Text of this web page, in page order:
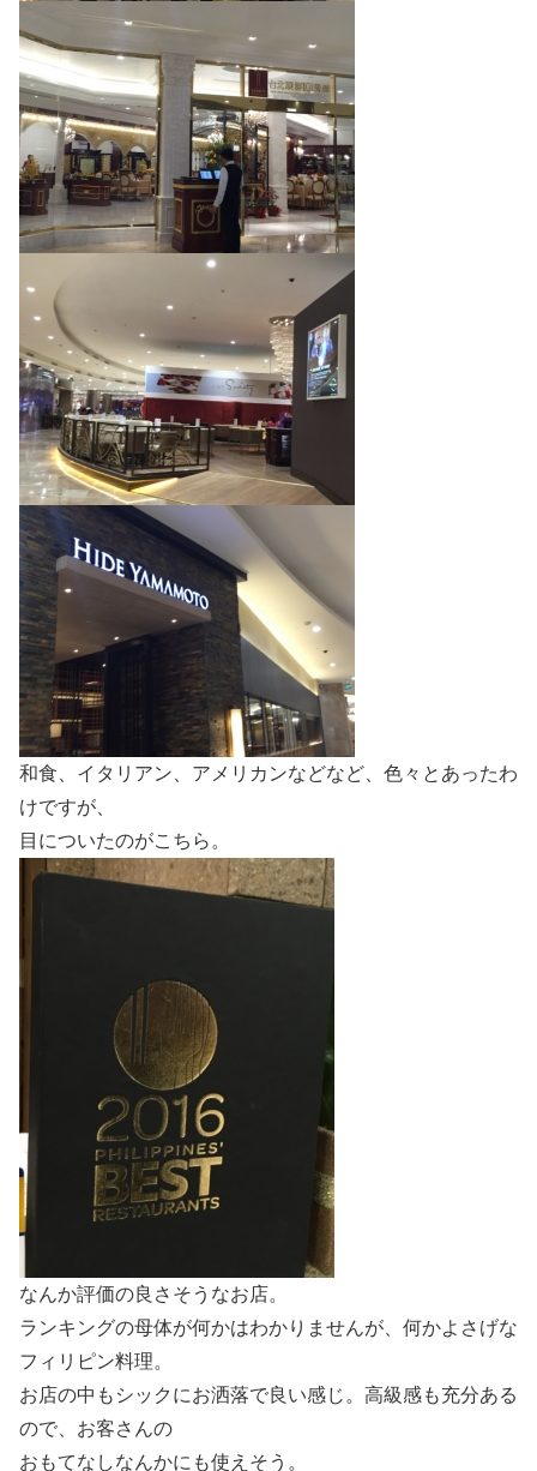
和食、イタリアン、アメリカンなどなど、色々とあったわ
けですが、
目についたのがこちら。
なんか評価の良さそうなお店。
ランキングの母体が何かはわかりませんが、何かよさげな
フィリピン料理。
お店の中もシックにお洒落で良い感じ。高級感も充分ある
ので、お客さんの
おもてなしなんかにも使えそう。